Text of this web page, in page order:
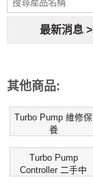
最新消息
其他商品:
Turbo Pump 維修保
養
Turbo Pump
Controller 二手中